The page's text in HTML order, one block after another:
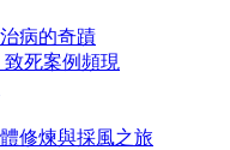
病的奇蹟
死案例頻現
修煉與採風之旅